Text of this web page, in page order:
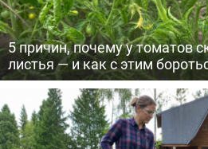
5 причин, почему у томатов
листья — и как с этим